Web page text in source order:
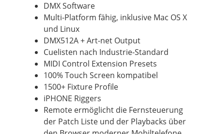
DMX Software
Multi-Platform fähig, inklusive Mac OS X
und Linux
DMX512A + Art-net Output
Cuelisten nach Industrie-Standard
MIDI Control Extension Presets
100% Touch Screen kompatibel
1500+ Fixture Profile
iPHONE Riggers
Remote ermöglicht die Fernsteuerung
der Patch Liste und der Playbacks über